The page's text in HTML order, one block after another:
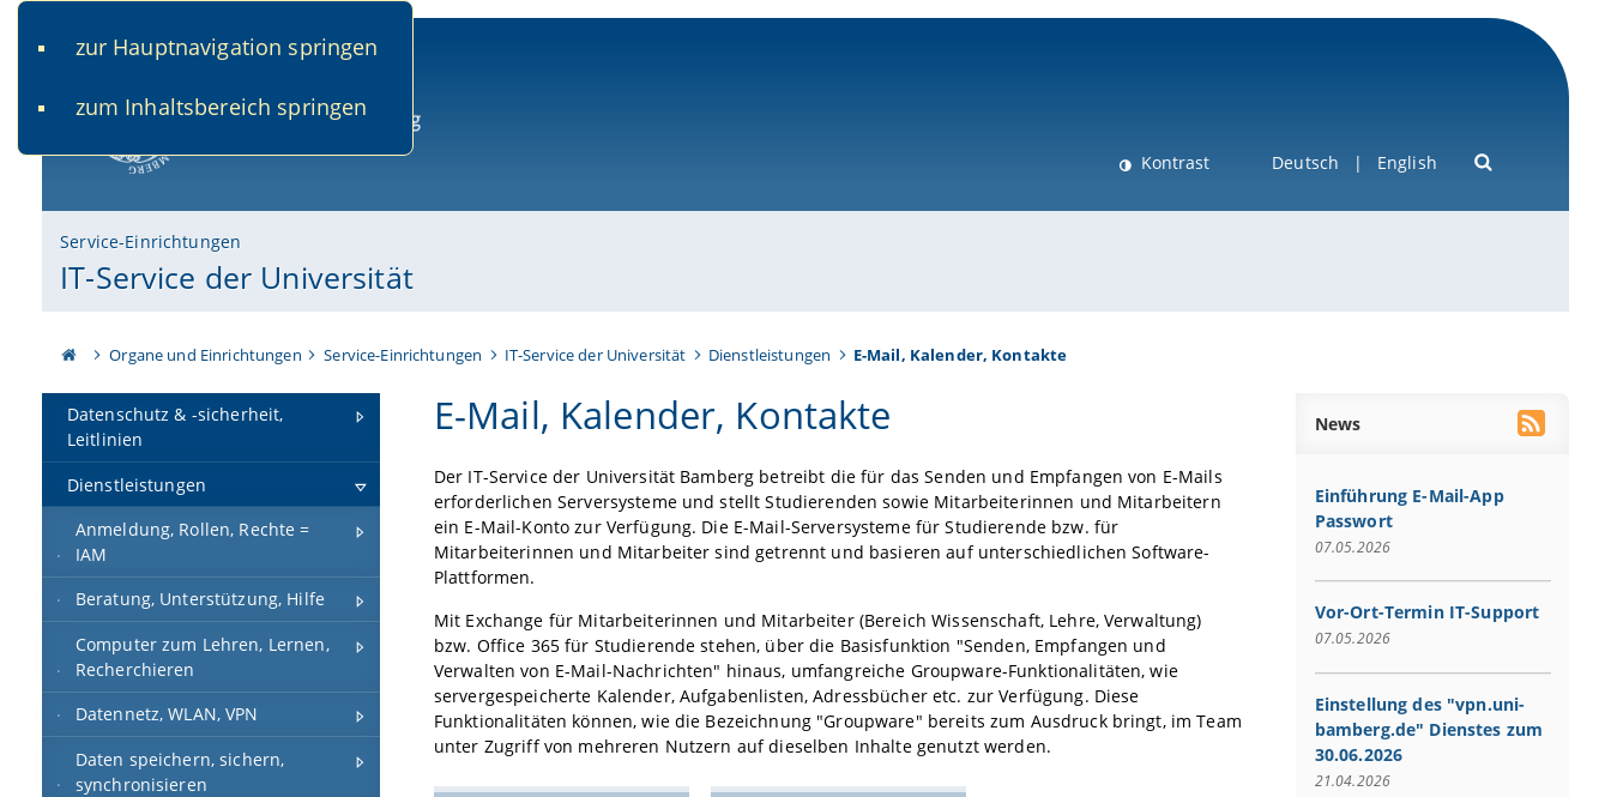
zur Hauptnavigation springen
zum Inhaltsbereich springen
Kontrast Deutsch English
Service-Einrichtungen
IT-Service der Universität
Organe und Einrichtungen Service-Einrichtungen IT-Service der Universität Dienstleistungen E-Mail, Kalender, Kontakte
Datenschutz & -sicherheit,
Leitlinien
Dienstleistungen
Anmeldung, Rollen, Rechte =
IAM
Beratung, Unterstützung, Hilfe
Computer zum Lehren, Lernen,
Recherchieren
Datennetz, WLAN, VPN
Daten speichern, sichern,
synchronisieren
E-Mail, Kalender, Kontakte
Der IT-Service der Universität Bamberg betreibt die für das Senden und Empfangen von E-Mails
erforderlichen Serversysteme und stellt Studierenden sowie Mitarbeiterinnen und Mitarbeitern
ein E-Mail-Konto zur Verfügung. Die E-Mail-Serversysteme für Studierende bzw. für
Mitarbeiterinnen und Mitarbeiter sind getrennt und basieren auf unterschiedlichen Software-
Plattformen.
Mit Exchange für Mitarbeiterinnen und Mitarbeiter (Bereich Wissenschaft, Lehre, Verwaltung)
bzw. Office 365 für Studierende stehen, über die Basisfunktion "Senden, Empfangen und
Verwalten von E-Mail-Nachrichten" hinaus, umfangreiche Groupware-Funktionalitäten, wie
servergespeicherte Kalender, Aufgabenlisten, Adressbücher etc. zur Verfügung. Diese
Funktionalitäten können, wie die Bezeichnung "Groupware" bereits zum Ausdruck bringt, im Team
unter Zugriff von mehreren Nutzern auf dieselben Inhalte genutzt werden.
News
Einführung E-Mail-App
Passwort
07.05.2026
Vor-Ort-Termin IT-Support
07.05.2026
Einstellung des "vpn.uni-
bamberg.de" Dienstes zum
30.06.2026
21.04.2026